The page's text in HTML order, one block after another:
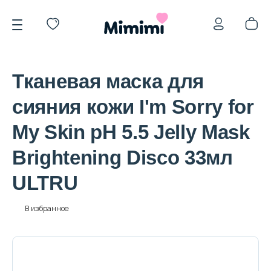
*OVERSTOCK -30%
Уход за лицом
Тканевая маска для
сияния кожи I'm Sorry for
My Skin pH 5.5 Jelly Mask
Brightening Disco 33мл
ULTRU
В избранное